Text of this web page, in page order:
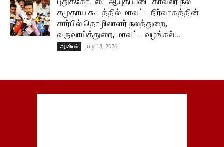
சமுதாய கூடத்தில் மாவட்ட நிர்வாகத்தின்
சார்பில் தொழிலாளர் நலத்துறை,
வருவாய்த்துறை, மாவட்ட வழங்கல்...
அரசியல் July 18, 2026